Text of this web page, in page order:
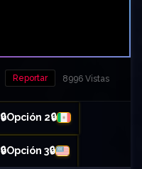
8996 Vistas
Reportar
🔒Opción 2🔒
🔒Opción 3🔒